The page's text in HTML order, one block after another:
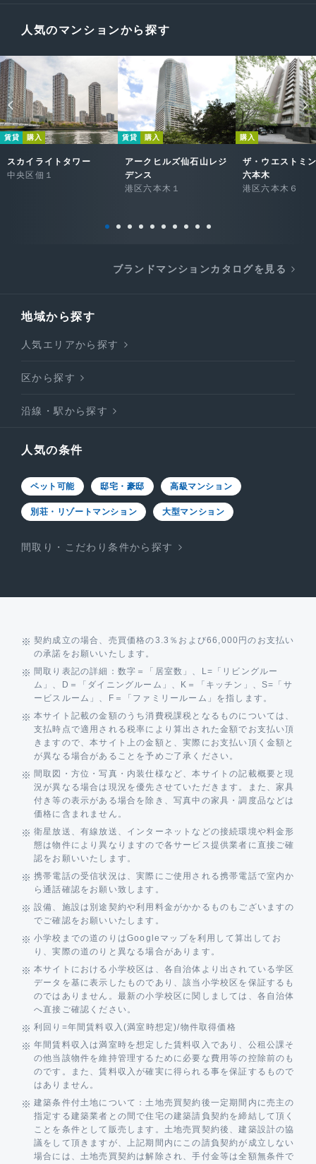
人気のマンションから探す
賃貸 購入
スカイライトタワー
中央区佃１
賃貸 購入
アークヒルズ仙石山レジ
デンス
港区六本木１
購入
ザ・ウエストミ
六本木
港区六本木６
ブランドマンションカタログを見る
地域から探す
人気エリアから探す
区から探す
沿線・駅から探す
人気の条件
ペット可能 邸宅・豪邸 高級マンション
別荘・リゾートマンション 大型マンション
間取り・こだわり条件から探す
契約成立の場合、売買価格の3.3％および66,000円のお支払い
の承諾をお願いいたします。
間取り表記の詳細：数字＝「居室数」、L=「リビングルー
ム」、D＝「ダイニングルーム」、K＝「キッチン」、S=「サ
ービスルーム」、F＝「ファミリールーム」を指します。
本サイト記載の金額のうち消費税課税となるものについては、
支払時点で適用される税率により算出された金額でお支払い頂
きますので、本サイト上の金額と、実際にお支払い頂く金額と
が異なる場合があることを予めご了承ください。
間取図・方位・写真・内装仕様など、本サイトの記載概要と現
況が異なる場合は現況を優先させていただきます。また、家具
付き等の表示がある場合を除き、写真中の家具・調度品などは
価格に含まれません。
衛星放送、有線放送、インターネットなどの接続環境や料金形
態は物件により異なりますので各サービス提供業者に直接ご確
認をお願いいたします。
携帯電話の受信状況は、実際にご使用される携帯電話で室内か
ら通話確認をお願い致します。
設備、施設は別途契約や利用料金がかかるものもございますの
でご確認をお願いいたします。
小学校までの道のりはGoogleマップを利用して算出してお
り、実際の道のりと異なる場合があります。
本サイトにおける小学校区は、各自治体より出されている学区
データを基に表示したものであり、該当小学校区を保証するも
のではありません。最新の小学校区に関しましては、各自治体
へ直接ご確認ください。
利回り=年間賃料収入(満室時想定)/物件取得価格
年間賃料収入は満室時を想定した賃料収入であり、公租公課そ
の他当該物件を維持管理するために必要な費用等の控除前のも
のです。また、賃料収入が確実に得られる事を保証するもので
はありません。
建築条件付土地について：土地売買契約後一定期間内に売主の
指定する建築業者との間で住宅の建築請負契約を締結して頂く
ことを条件として販売します。土地売買契約後、建築設計の協
議をして頂きますが、上記期間内にこの請負契約が成立しない
場合には、土地売買契約は解除され、手付金等は全額無条件で